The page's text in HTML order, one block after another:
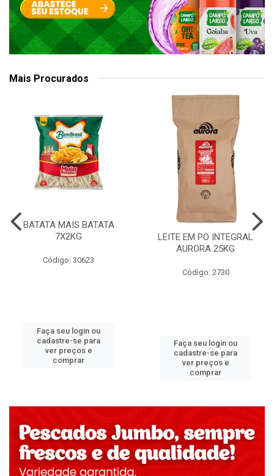
Mais Procurados
BATATA MAIS BATATA
7X2KG
Código: 30623
Faça seu login ou
cadastre-se para
ver preços e
comprar
LEITE EM PO INTEGRAL
AURORA 25KG
Código: 2730
Faça seu login ou
cadastre-se para
ver preços e
comprar